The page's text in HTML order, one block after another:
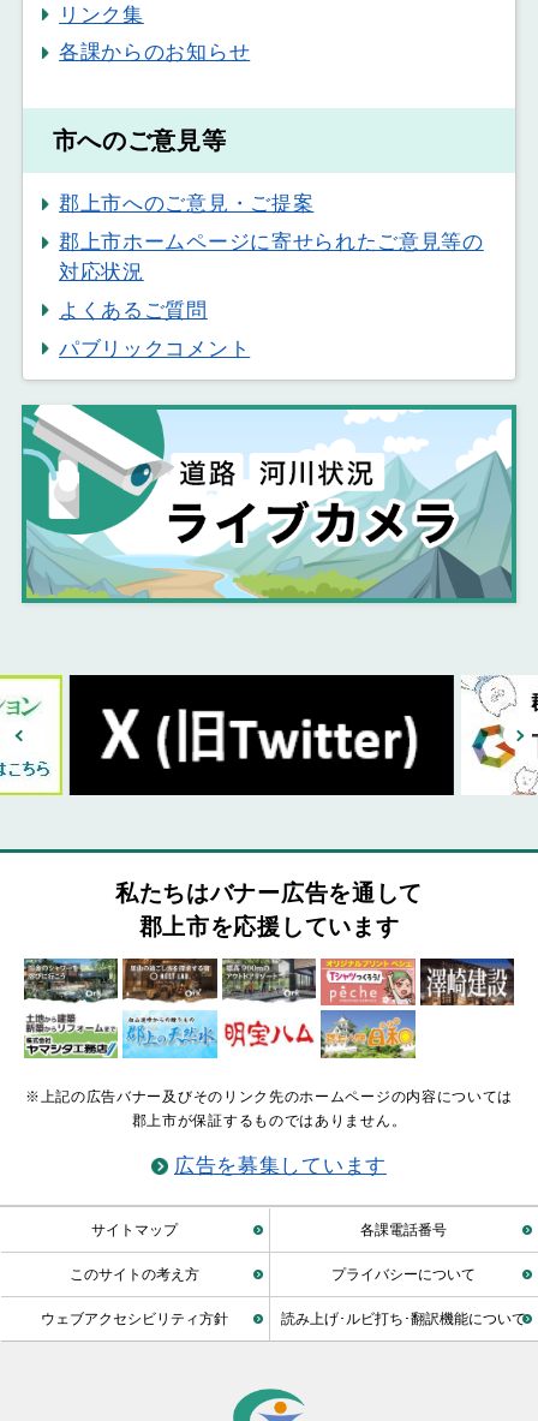
リンク集
各課からのお知らせ
市へのご意見等
郡上市へのご意見・ご提案
郡上市ホームページに寄せられたご意見等の
対応状況
よくあるご質問
パブリックコメント
私たちはバナー広告を通して
郡上市を応援しています
※上記の広告バナー及びそのリンク先のホームページの内容については
郡上市が保証するものではありません。
広告を募集しています
サイトマップ 各課電話番号
このサイトの考え方 プライバシーについて
ウェブアクセシビリティ方針 読み上げ･ルビ打ち･翻訳機能について